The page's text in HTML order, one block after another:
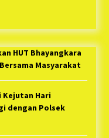
HUT Bhayangkara
Masyarakat
Kejutan Hari
dengan Polsek